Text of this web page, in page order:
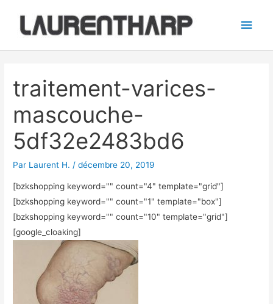
contenu
traitement-varices-
mascouche-
5df32e2483bd6
Par Laurent H. /décembre 20, 2019
[bzkshopping keyword="" count="4" template="grid"]
[bzkshopping keyword="" count="1" template="box"]
[bzkshopping keyword="" count="10" template="grid"]
[google_cloaking]
articles